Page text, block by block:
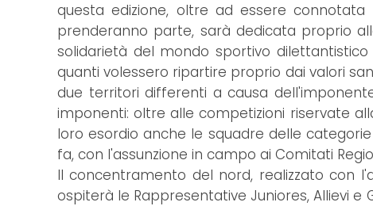
questa edizione, oltre ad essere
prenderanno parte, sarà dedicata proprio
solidarietà del mondo sportivo
quanti volessero ripartire proprio dai valori
due territori differenti a causa
imponenti: oltre alle competizioni riservate
loro esordio anche le squadre delle
fa, con l'assunzione in campo ai Comitati
Il concentramento del nord, realizzato con
ospiterà le Rappresentative Juniores, Allievi